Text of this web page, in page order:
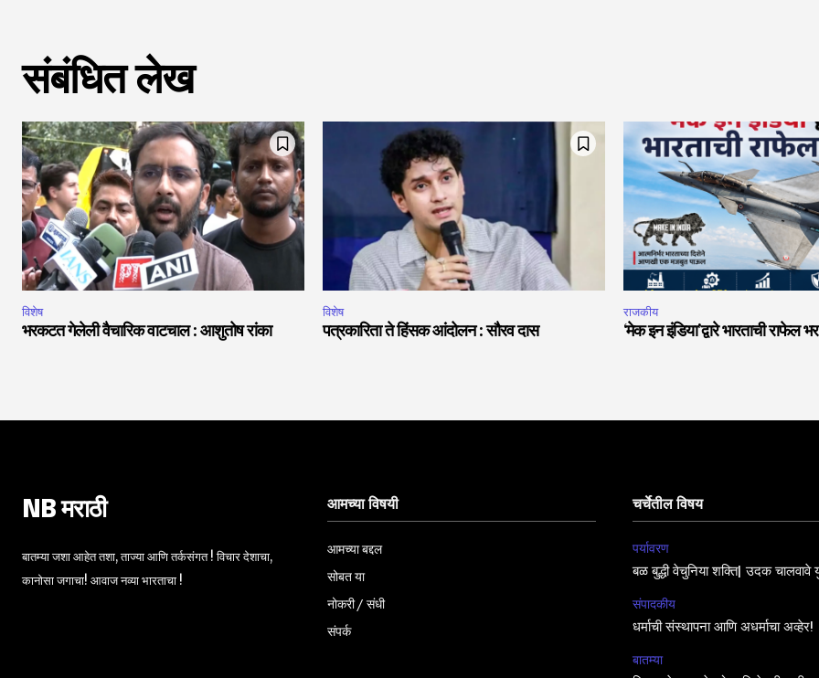
संबंधित लेख
विशेष
भरकटत गेलेली वैचारिक वाटचाल : आशुतोष रांका
विशेष
पत्रकारिता ते हिंसक आंदोलन : सौरव दास
राजकीय
‘मेक इन इंडिया’द्वारे भारताची राफेल
NB मराठी
बातम्या जशा आहेत तशा, ताज्या आणि तर्कसंगत ! विचार देशाचा,
कानोसा जगाचा! आवाज नव्या भारताचा !
आमच्या विषयी
आमच्या बद्दल
सोबत या
नोकरी / संधी
संपर्क
चर्चेतील विषय
पर्यावरण
बळ बुद्धी वेचुनिया शक्ति| उदक चालवावे
संपादकीय
धर्माची संस्थापना आणि अधर्माचा अव्हेर!
बातम्या